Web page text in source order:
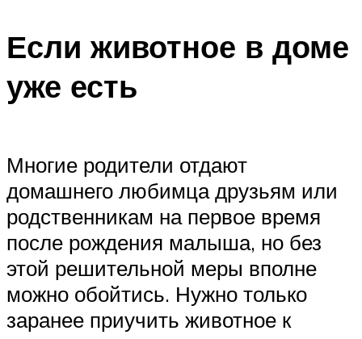
Если животное в доме
уже есть
Многие родители отдают
домашнего любимца друзьям или
родственникам на первое время
после рождения малыша, но без
этой решительной меры вполне
можно обойтись. Нужно только
заранее приучить животное к